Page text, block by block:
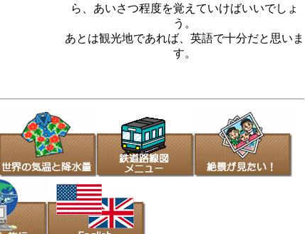
ら、あいさつ程度を覚えていけばいいでしょ
う。
あとは観光地であれば、英語で十分だと思いま
す。